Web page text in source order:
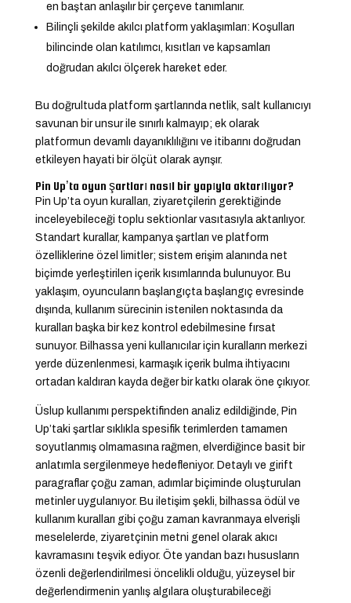
en baştan anlaşılır bir çerçeve tanımlanır.
Bilinçli şekilde akılcı platform yaklaşımları: Koşulları
bilincinde olan katılımcı, kısıtları ve kapsamları
doğrudan akılcı ölçerek hareket eder.
Bu doğrultuda platform şartlarında netlik, salt kullanıcıyı
savunan bir unsur ile sınırlı kalmayıp; ek olarak
platformun devamlı dayanıklılığını ve itibarını doğrudan
etkileyen hayati bir ölçüt olarak ayrışır.
Pin Up’ta oyun şartları nasıl bir yapıyla aktarılıyor?
Pin Up’ta oyun kuralları, ziyaretçilerin gerektiğinde
inceleyebileceği toplu sektionlar vasıtasıyla aktarılıyor.
Standart kurallar, kampanya şartları ve platform
özelliklerine özel limitler; sistem erişim alanında net
biçimde yerleştirilen içerik kısımlarında bulunuyor. Bu
yaklaşım, oyuncuların başlangıçta başlangıç evresinde
dışında, kullanım sürecinin istenilen noktasında da
kuralları başka bir kez kontrol edebilmesine fırsat
sunuyor. Bilhassa yeni kullanıcılar için kuralların merkezi
yerde düzenlenmesi, karmaşık içerik bulma ihtiyacını
ortadan kaldıran kayda değer bir katkı olarak öne çıkıyor.
Üslup kullanımı perspektifinden analiz edildiğinde, Pin
Up’taki şartlar sıklıkla spesifik terimlerden tamamen
soyutlanmış olmamasına rağmen, elverdiğince basit bir
anlatımla sergilenmeye hedefleniyor. Detaylı ve girift
paragraflar çoğu zaman, adımlar biçiminde oluşturulan
metinler uygulanıyor. Bu iletişim şekli, bilhassa ödül ve
kullanım kuralları gibi çoğu zaman kavranmaya elverişli
meselelerde, ziyaretçinin metni genel olarak akıcı
kavramasını teşvik ediyor. Öte yandan bazı hususların
özenli değerlendirilmesi öncelikli olduğu, yüzeysel bir
değerlendirmenin yanlış algılara oluşturabileceği